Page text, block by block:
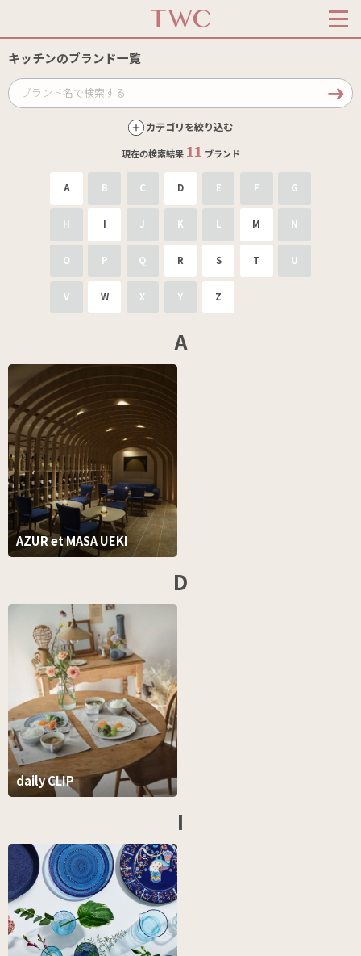
キッチンのブランド一覧
カテゴリを絞り込む
現在の検索結果 11 ブランド
A B C D E F G
H I J K L M N
O P Q R S T U
V W X Y Z
A
AZUR et MASA UEKI
D
daily CLIP
I